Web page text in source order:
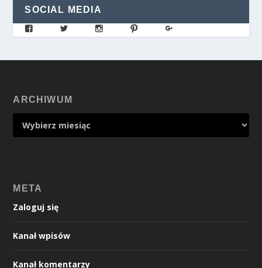
SOCIAL MEDIA
ARCHIWUM
META
Zaloguj się
Kanał wpisów
Kanał komentarzy